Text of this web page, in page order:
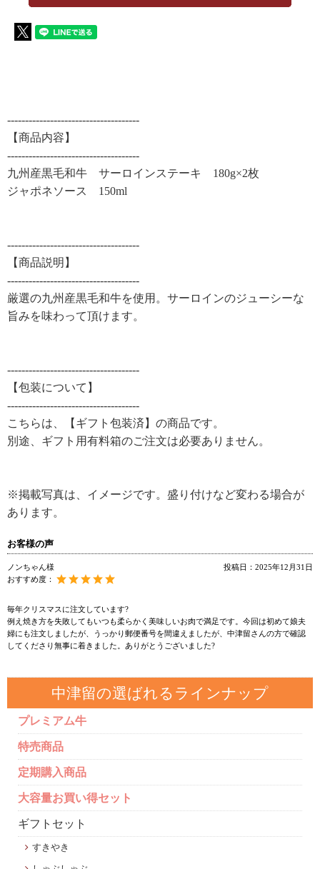
-------------------------------------
【商品内容】
-------------------------------------
九州産黒毛和牛 サーロインステーキ 180g×2枚
ジャポネソース 150ml
-------------------------------------
【商品説明】
-------------------------------------
厳選の九州産黒毛和牛を使用。サーロインのジューシーな
旨みを味わって頂けます。
-------------------------------------
【包装について】
-------------------------------------
こちらは、【ギフト包装済】の商品です。
別途、ギフト用有料箱のご注文は必要ありません。
※掲載写真は、イメージです。盛り付けなど変わる場合が
あります。
お客様の声
ノンちゃん様 投稿日： 2025年12月31日
おすすめ度：
毎年クリスマスに注文しています?
例え焼き方を失敗してもいつも柔らかく美味しいお肉で満足です。今回は初めて娘夫
婦にも注文しましたが、うっかり郵便番号を間違えましたが、中津留さんの方で確認
してくださり無事に着きました。ありがとうございました?
中津留の選ばれるラインナップ
プレミアム牛
特売商品
定期購入商品
大容量お買い得セット
ギフトセット
すきやき